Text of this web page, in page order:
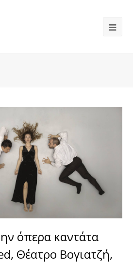
όπερα καντάτα
Θέατρο Βογιατζή,